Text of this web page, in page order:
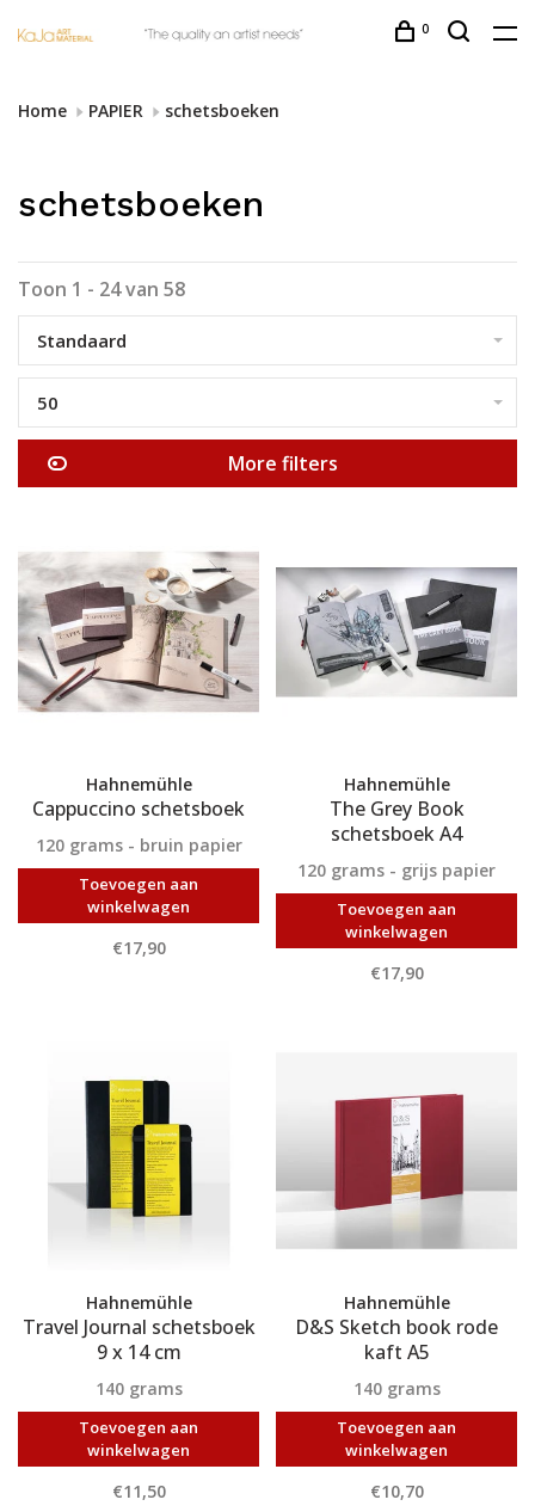
0
Home PAPIER schetsboeken
schetsboeken
Toon 1 - 24 van 58
Standaard
50
More filters
Hahnemühle
Cappuccino schetsboek
120 grams - bruin papier
Toevoegen aan
winkelwagen
€17,90
Hahnemühle
The Grey Book
schetsboek A4
120 grams - grijs papier
Toevoegen aan
winkelwagen
€17,90
Hahnemühle
Travel Journal schetsboek
9 x 14 cm
140 grams
Toevoegen aan
winkelwagen
€11,50
Hahnemühle
D&S Sketch book rode
kaft A5
140 grams
Toevoegen aan
winkelwagen
€10,70